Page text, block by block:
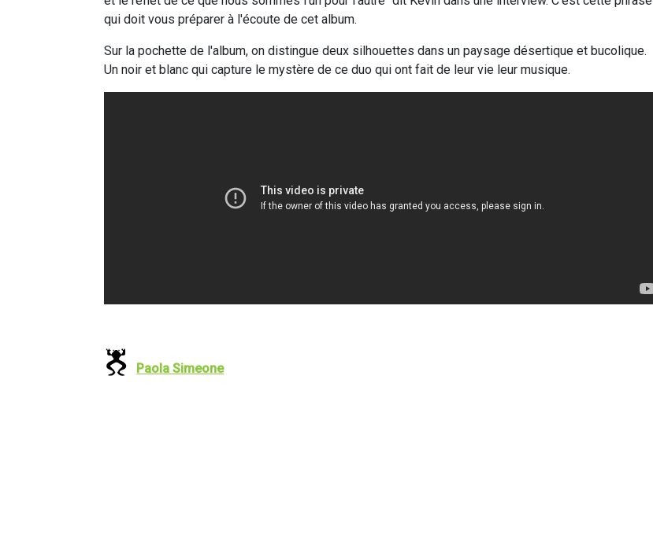
qui doit vous préparer à l'écoute de cet album.
Sur la pochette de l'album, on distingue deux silhouettes dans un paysage désertique et bucolique.
Un noir et blanc qui capture le mystère de ce duo qui ont fait de leur vie leur musique.
Paola Simeone